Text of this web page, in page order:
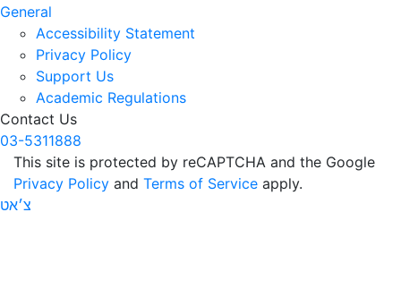
General
Accessibility Statement
Privacy Policy
Support Us
Academic Regulations
Contact Us
03-5311888
This site is protected by reCAPTCHA and the Google
Privacy Policy and Terms of Service apply.
צ׳אט